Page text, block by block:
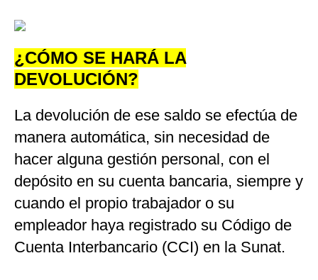
¿CÓMO SE HARÁ LA
DEVOLUCIÓN?
La devolución de ese saldo se efectúa de
manera automática, sin necesidad de
hacer alguna gestión personal, con el
depósito en su cuenta bancaria, siempre y
cuando el propio trabajador o su
empleador haya registrado su Código de
Cuenta Interbancario (CCI) en la Sunat.